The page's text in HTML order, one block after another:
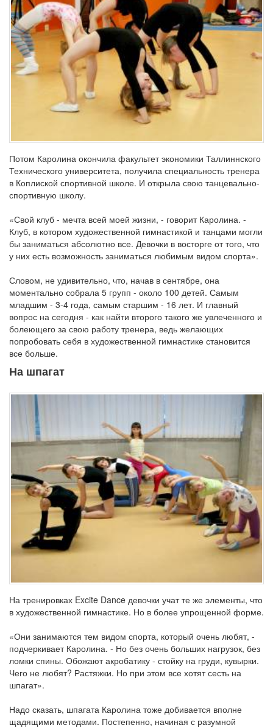
Потом Каролина окончила факультет экономики Таллиннского
Технического университета, получила специальность тренера
в Коплиской спортивной школе. И открыла свою танцевально-
спортивную школу.
«Свой клуб - мечта всей моей жизни, - говорит Каролина. -
Клуб, в котором художественной гимнастикой и танцами могли
бы заниматься абсолютно все. Девочки в восторге от того, что
у них есть возможность заниматься любимым видом спорта».
Словом, не удивительно, что, начав в сентябре, она
моментально собрала 5 групп - около 100 детей. Самым
младшим - 3-4 года, самым старшим - 16 лет. И главный
вопрос на сегодня - как найти второго такого же увлеченного и
болеющего за свою работу тренера, ведь желающих
попробовать себя в художественной гимнастике становится
все больше.
На шпагат
На тренировках Excite Dance девочки учат те же элементы, что
в художественной гимнастике. Но в более упрощенной форме.
«Они занимаются тем видом спорта, который очень любят, -
подчеркивает Каролина. - Но без очень больших нагрузок, без
ломки спины. Обожают акробатику - стойку на груди, кувырки.
Чего не любят? Растяжки. Но при этом все хотят сесть на
шпагат».
Надо сказать, шпагата Каролина тоже добивается вполне
щадящими методами. Постепенно, начиная с разумной